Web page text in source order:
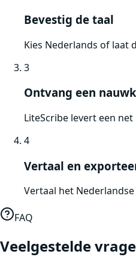
Bevestig de taal
Kies Nederlands of laat
3
Ontvang een
LiteScribe levert een
4
Vertaal en
Vertaal het
FAQ
Veelgestelde